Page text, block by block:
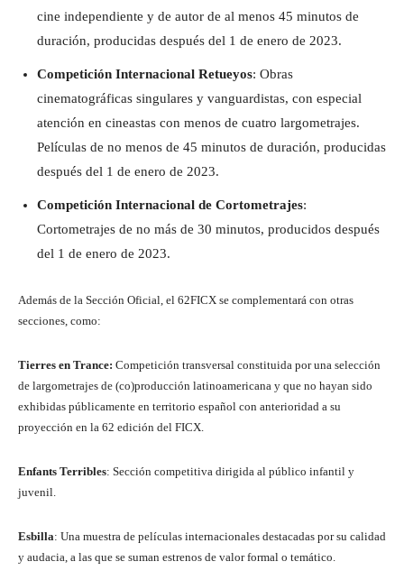
cine independiente y de autor de al menos 45 minutos de
duración, producidas después del 1 de enero de 2023.
Competición Internacional Retueyos: Obras
cinematográficas singulares y vanguardistas, con especial
atención en cineastas con menos de cuatro largometrajes.
Películas de no menos de 45 minutos de duración, producidas
después del 1 de enero de 2023.
Competición Internacional de Cortometrajes:
Cortometrajes de no más de 30 minutos, producidos después
del 1 de enero de 2023.
Además de la Sección Oficial, el 62FICX se complementará con otras
secciones, como:
Tierres en Trance: Competición transversal constituida por una selección
de largometrajes de (co)producción latinoamericana y que no hayan sido
exhibidas públicamente en territorio español con anterioridad a su
proyección en la 62 edición del FICX.
Enfants Terribles: Sección competitiva dirigida al público infantil y
juvenil.
Esbilla: Una muestra de películas internacionales destacadas por su calidad
y audacia, a las que se suman estrenos de valor formal o temático.